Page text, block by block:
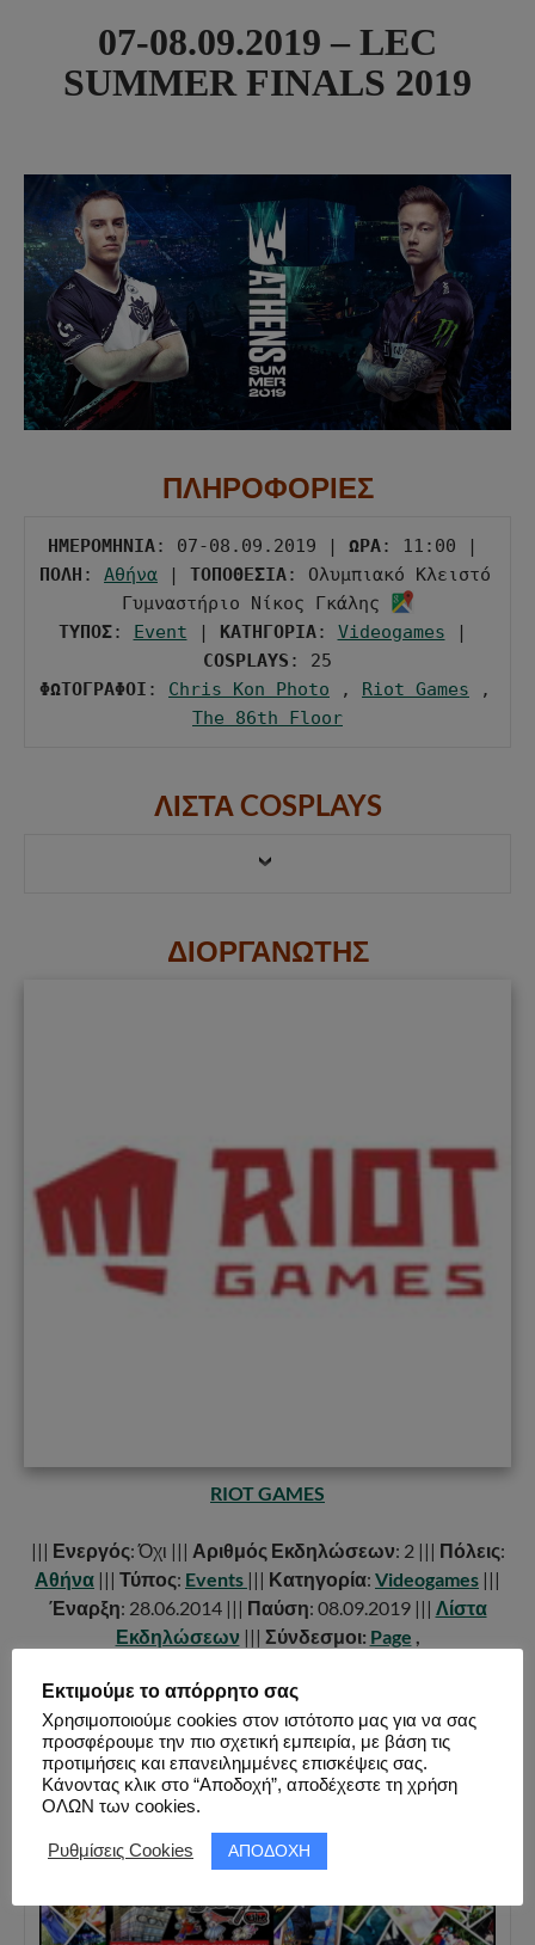
07-08.09.2019 – LEC
SUMMER FINALS 2019
ΠΛΗΡΟΦΟΡΙΕΣ
ΗΜΕΡΟΜΗΝΙΑ: 07-08.09.2019 | ΩΡΑ
ΠΟΛΗ : Αθήνα | ΤΟΠΟΘΕΣΙΑ: Ολυμπιακό Κλειστό
Γυμναστήριο Νίκος Γκάλης
ΤΥΠΟΣ: Event | ΚΑΤΗΓΟΡΙΑ: Videogames
COSPLAYS
ΦΩΤΟΓΡΑΦΟΙ : Chris Kon Photo , Riot Games
The 86th Floor
ΛΙΣΤΑ COSPLAYS
ΔΙΟΡΓΑΝΩΤΗΣ
RIOT GAMES
||| Ενεργός: Όχι ||| Αριθμός Εκδηλώσεων: 2 ||| Πόλεις:
Αθήνα ||| Τύπος: Events ||| Κατηγορία: Videogames |||
Έναρξη: 28.06.2014 ||| Παύση: 08.09.2019 ||| Λίστα
Εκδηλώσεων ||| Σύνδεσμοι: Page ,
FACEBOOK PAGE ALBUM
ΦΩΤΟ ΕΚΔΗΛΩΣΗΣ ( 33 ΦΩΤΟ )
Εκτιμούμε το απόρρητο σας
Χρησιμοποιούμε cookies στον ιστότοπο μας για να σας
προσφέρουμε την πιο σχετική εμπειρία, με βάση τις
προτιμήσεις και επανειλημμένες επισκέψεις σας.
Κάνοντας κλικ στο “Αποδοχή”, αποδέχεστε τη χρήση
ΟΛΩΝ των cookies.
Ρυθμίσεις Cookies ΑΠΟΔΟΧΗ